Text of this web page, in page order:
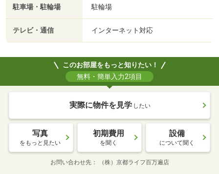
駐車場・駐輪場 駐輪場
テレビ・通信 インターネット対応
このお部屋をもっと知りたい！
無料・簡単入力2項目
実際に物件を見学 したい
写真
をもっと見たい
初期費用
を聞く
設備
について聞く
お問い合わせ先 （株）京都ライフ百万遍店